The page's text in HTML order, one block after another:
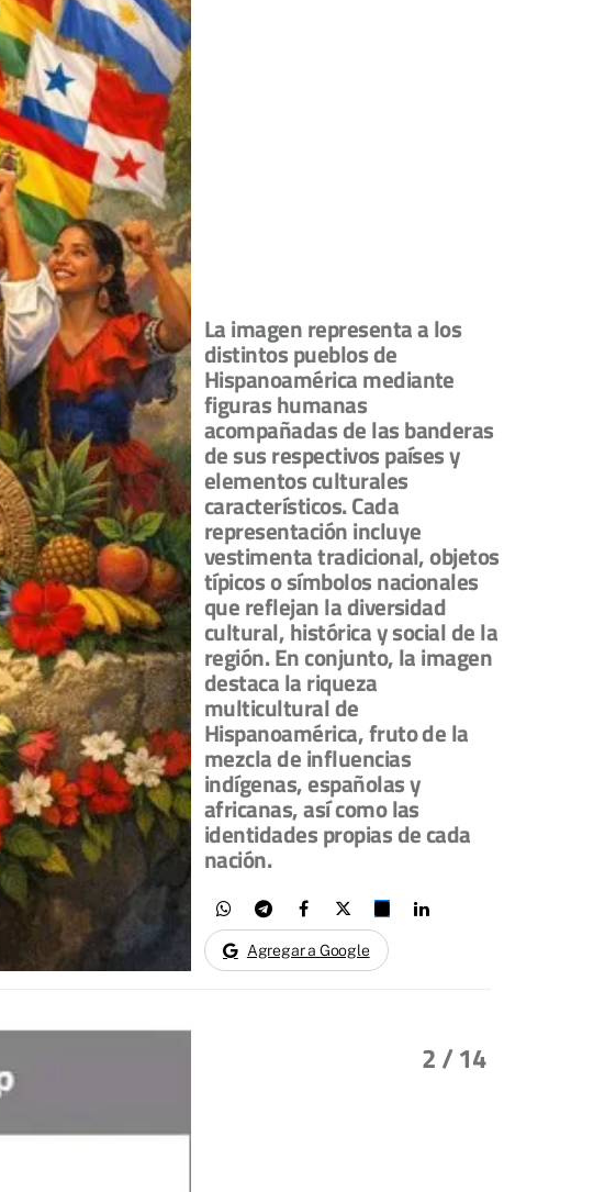
La imagen representa a los
distintos pueblos de
Hispanoamérica mediante
figuras humanas
acompañadas de las banderas
de sus respectivos países y
elementos culturales
característicos. Cada
representación incluye
vestimenta tradicional, objetos
típicos o símbolos nacionales
que reflejan la diversidad
cultural, histórica y social de la
región. En conjunto, la imagen
destaca la riqueza
multicultural de
Hispanoamérica, fruto de la
mezcla de influencias
indígenas, españolas y
africanas, así como las
identidades propias de cada
nación.
Agregar a Google
2/ 14